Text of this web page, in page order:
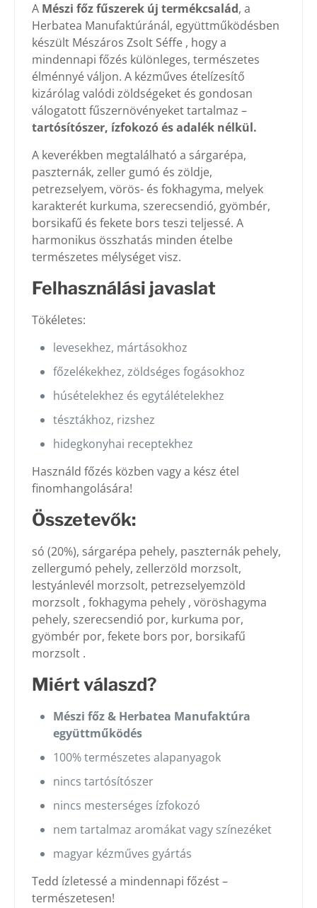
A Mészi főz fűszerek új termékcsalád, a
Herbatea Manufaktúránál, együttműködésben
készült Mészáros Zsolt Séffe , hogy a
mindennapi főzés különleges, természetes
élménnyé váljon. A kézműves ételízesítő
kizárólag valódi zöldségeket és gondosan
válogatott fűszernövényeket tartalmaz –
tartósítószer, ízfokozó és adalék nélkül.
A keverékben megtalálható a sárgarépa,
paszternák, zeller gumó és zöldje,
petrezselyem, vörös- és fokhagyma, melyek
karakterét kurkuma, szerecsendió, gyömbér,
borsikafű és fekete bors teszi teljessé. A
harmonikus összhatás minden ételbe
természetes mélységet visz.
Felhasználási javaslat
Tökéletes:
levesekhez, mártásokhoz
főzelékekhez, zöldséges fogásokhoz
húsételekhez és egytálételekhez
tésztákhoz, rizshez
hidegkonyhai receptekhez
Használd főzés közben vagy a kész étel
finomhangolására!
Összetevők:
só (20%), sárgarépa pehely, paszternák pehely,
zellergumó pehely, zellerzöld morzsolt,
lestyánlevél morzsolt, petrezselyemzöld
morzsolt , fokhagyma pehely , vöröshagyma
pehely, szerecsendió por, kurkuma por,
gyömbér por, fekete bors por, borsikafű
morzsolt .
Miért válaszd?
Mészi főz & Herbatea Manufaktúra
együttműködés
100% természetes alapanyagok
nincs tartósítószer
nincs mesterséges ízfokozó
nem tartalmaz aromákat vagy színezéket
magyar kézműves gyártás
Tedd ízletessé a mindennapi főzést –
természetesen!